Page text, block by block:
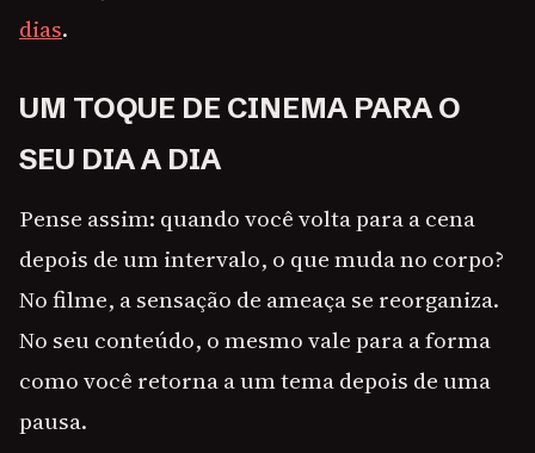
dias.
UM TOQUE DE CINEMA PARA O
SEU DIA A DIA
Pense assim: quando você volta para a cena
depois de um intervalo, o que muda no corpo?
No filme, a sensação de ameaça se reorganiza.
No seu conteúdo, o mesmo vale para a forma
como você retorna a um tema depois de uma
pausa.